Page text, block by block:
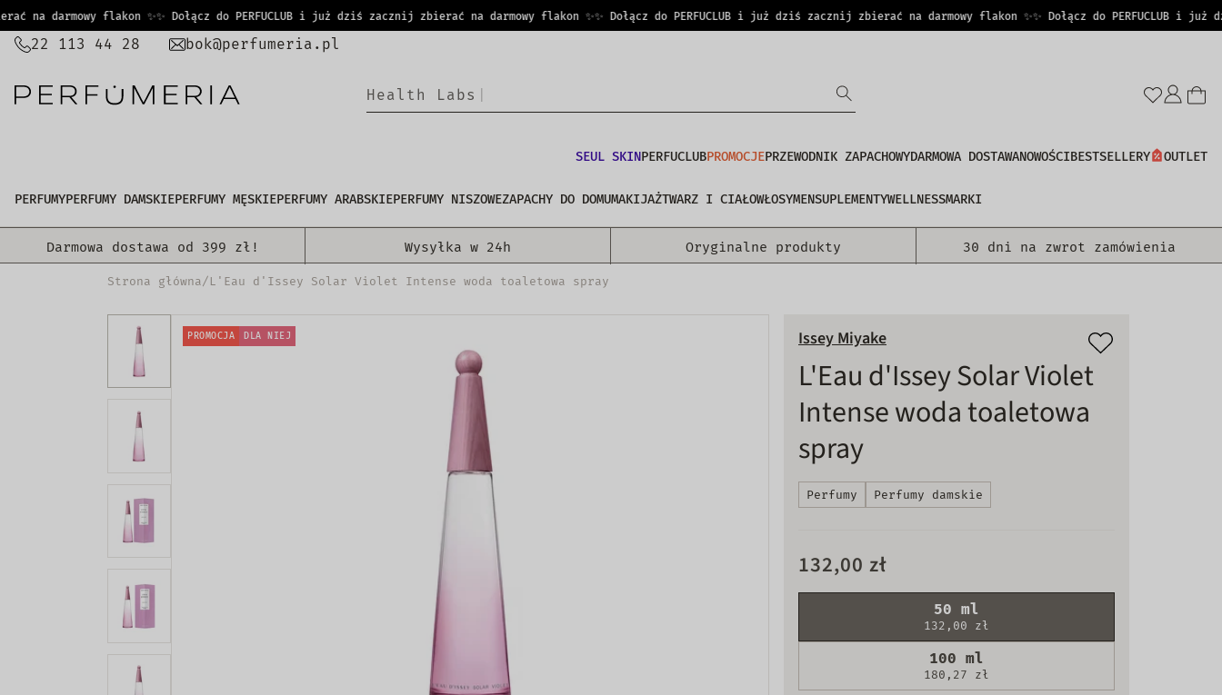
PRZEJDŹ
TREŚCI
na darmowy flakon ✨✨ Dołącz do PERFUCLUB i już dziś zacznij zbierać na darmowy flakon ✨✨ Dołącz do PERFUCLUB i już dziś zacznij zbierać na darmowy flakon ✨✨ Dołącz do PERFUCLUB i już
22 113 44 28 bok@perfumeria.pl
|
SEUL SKINPERFUCLUBPROMOCJEPRZEWODNIK ZAPACHOWYDARMOWA DOSTAWANOWOŚCIBESTSELLERY OUTLET
PERFUMYPERFUMY DAMSKIEPERFUMY MĘSKIEPERFUMY ARABSKIEPERFUMY NISZOWEZAPACHY DO DOMUMAKIJAŻTWARZ I CIAŁOWŁOSYMENSUPLEMENTYWELLNESSMARKI
Darmowa dostawa od 399 zł! Wysyłka w 24h Oryginalne produkty 30 dni na zwrot zamówienia
Strona główna/ L'Eau d'Issey Solar Violet Intense woda toaletowa spray
PROMOCJA DLA NIEJ Issey Miyake
L'Eau d'Issey Solar Violet
Intense woda toaletowa
spray
Perfumy Perfumy damskie
132,00 zł
50 ml
132,00 zł
100 ml
180,27 zł